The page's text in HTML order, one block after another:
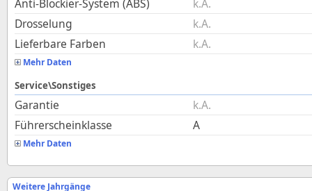
Anti-Blockier-System (ABS)
k.A.
Drosselung
k.A.
Lieferbare Farben
k.A.
Mehr Daten
Service\Sonstiges
Garantie
k.A.
Führerscheinklasse
A
Mehr Daten
Weitere Jahrgänge